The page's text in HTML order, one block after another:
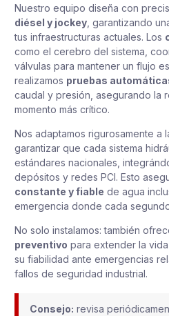
Nuestro equipo diseña con
diésel y jockey , garantizando
tus infraestructuras actuales. Los
como el cerebro del sistema,
válvulas para mantener un flujo
realizamos pruebas
caudal y presión, asegurando la
momento más crítico.
Nos adaptamos rigurosamente a
garantizar que cada sistema
estándares nacionales,
depósitos y redes PCI. Esto
constante y fiable de agua
emergencia donde cada
No solo instalamos: también
preventivo para extender la
su fiabilidad ante emergencias
fallos de seguridad industrial.
Consejo: revisa